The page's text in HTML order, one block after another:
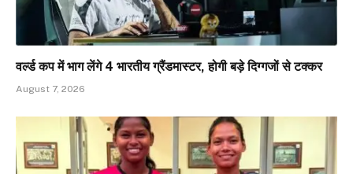
वर्ल्ड कप में भाग लेंगे 4 भारतीय ग्रैंडमास्टर, होगी बड़े दिग्गजों से टक्कर
August 7, 2026